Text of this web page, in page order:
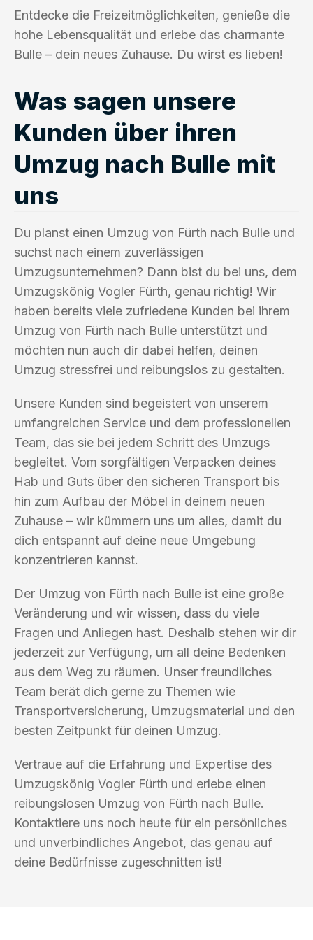
Entdecke die Freizeitmöglichkeiten, genieße die
hohe Lebensqualität und erlebe das charmante
Bulle – dein neues Zuhause. Du wirst es lieben!
Was sagen unsere
Kunden über ihren
Umzug nach Bulle mit
uns
Du planst einen Umzug von Fürth nach Bulle und
suchst nach einem zuverlässigen
Umzugsunternehmen? Dann bist du bei uns, dem
Umzugskönig Vogler Fürth, genau richtig! Wir
haben bereits viele zufriedene Kunden bei ihrem
Umzug von Fürth nach Bulle unterstützt und
möchten nun auch dir dabei helfen, deinen
Umzug stressfrei und reibungslos zu gestalten.
Unsere Kunden sind begeistert von unserem
umfangreichen Service und dem professionellen
Team, das sie bei jedem Schritt des Umzugs
begleitet. Vom sorgfältigen Verpacken deines
Hab und Guts über den sicheren Transport bis
hin zum Aufbau der Möbel in deinem neuen
Zuhause – wir kümmern uns um alles, damit du
dich entspannt auf deine neue Umgebung
konzentrieren kannst.
Der Umzug von Fürth nach Bulle ist eine große
Veränderung und wir wissen, dass du viele
Fragen und Anliegen hast. Deshalb stehen wir dir
jederzeit zur Verfügung, um all deine Bedenken
aus dem Weg zu räumen. Unser freundliches
Team berät dich gerne zu Themen wie
Transportversicherung, Umzugsmaterial und den
besten Zeitpunkt für deinen Umzug.
Vertraue auf die Erfahrung und Expertise des
Umzugskönig Vogler Fürth und erlebe einen
reibungslosen Umzug von Fürth nach Bulle.
Kontaktiere uns noch heute für ein persönliches
und unverbindliches Angebot, das genau auf
deine Bedürfnisse zugeschnitten ist!